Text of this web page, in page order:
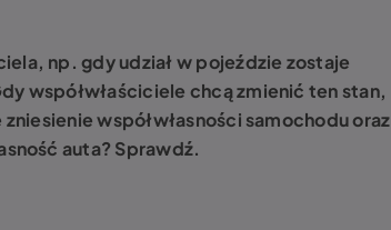
np. gdy udział w pojeździe zostaje
współwłaściciele chcą zmienić ten stan,
współwłasności samochodu oraz
auta? Sprawdź.